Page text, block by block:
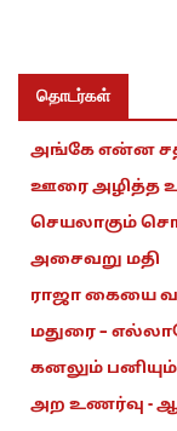
தொடர்கள்
அங்கே என்ன
ஊரை அழித்த
செயலாகும்
அசைவறு மதி
ராஜா கையை
மதுரை –
கனலும் பனியும்
அற உணர்வு -